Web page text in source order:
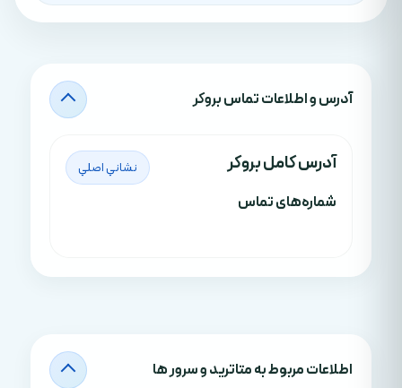
آدرس‌ و اطلاعات تماس بروکر
آدرس کامل بروکر نشاني اصلي
شماره‌های تماس
اطلاعات مربوط به متاترید و سرور ها